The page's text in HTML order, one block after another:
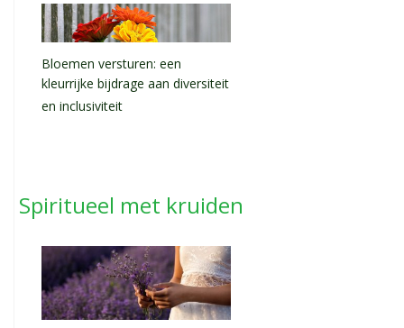
Bloemen versturen: een
kleurrijke bijdrage aan diversiteit
en inclusiviteit
Spiritueel met kruiden